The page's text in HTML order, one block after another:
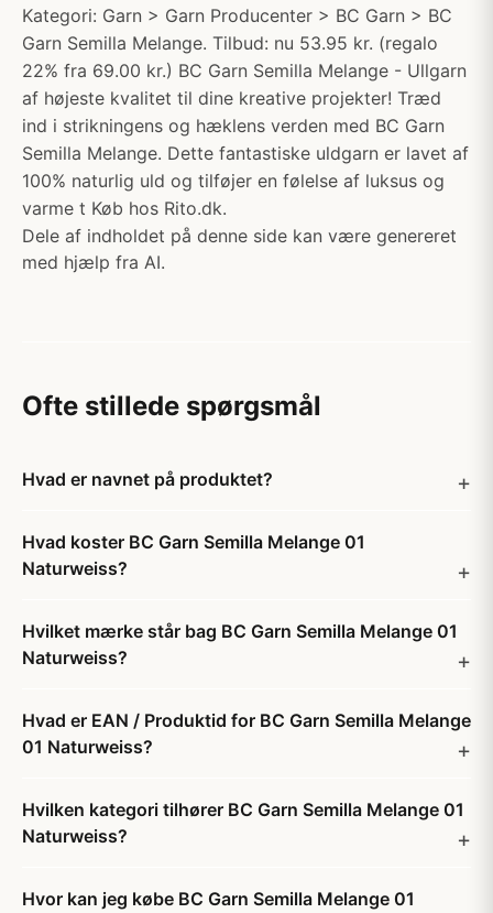
Kategori: Garn > Garn Producenter > BC Garn > BC
Garn Semilla Melange. Tilbud: nu 53.95 kr. (regalo
22% fra 69.00 kr.) BC Garn Semilla Melange - Ullgarn
af højeste kvalitet til dine kreative projekter! Træd
ind i strikningens og hæklens verden med BC Garn
Semilla Melange. Dette fantastiske uldgarn er lavet af
100% naturlig uld og tilføjer en følelse af luksus og
varme t Køb hos Rito.dk.
Dele af indholdet på denne side kan være genereret
med hjælp fra AI.
Ofte stillede spørgsmål
Hvad er navnet på produktet?
Hvad koster BC Garn Semilla Melange 01
Naturweiss?
Hvilket mærke står bag BC Garn Semilla Melange 01
Naturweiss?
Hvad er EAN / Produktid for BC Garn Semilla Melange
01 Naturweiss?
Hvilken kategori tilhører BC Garn Semilla Melange 01
Naturweiss?
Hvor kan jeg købe BC Garn Semilla Melange 01